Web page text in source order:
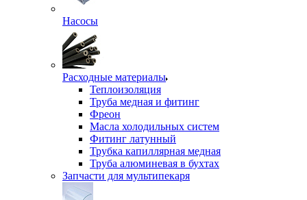
Насосы
Расходные материалы
Теплоизоляция
Труба медная и фитинг
Фреон
Масла холодильных систем
Фитинг латунный
Трубка капиллярная медная
Труба алюминевая в бухтах
Запчасти для мультипекаря